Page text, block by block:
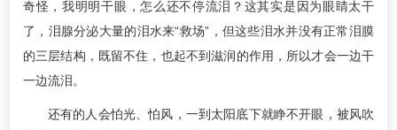
奇怪，我明明干眼，怎么还不停流泪？这其实是因为眼睛太干
了，泪腺分泌大量的泪水来“救场”，但这些泪水并没有正常泪膜
的三层结构，既留不住，也起不到滋润的作用，所以才会一边干
一边流泪。
还有的人会怕光、怕风，一到太阳底下就睁不开眼，被风吹